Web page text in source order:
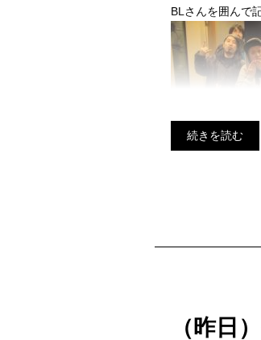
BLさんを囲んで
即「デモトピア
なるほど、やっ
（昨日